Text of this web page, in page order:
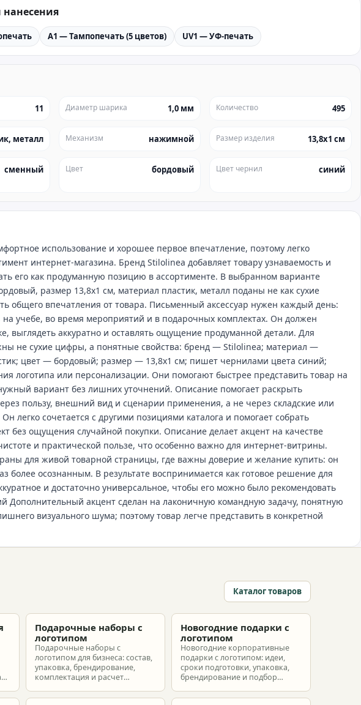
A1 — Тампопечать (5 цветов) UV1 — УФ-печать
11 Диаметр шарика 1,0 мм Количество 495
металл Механизм нажимной Размер изделия 13,8х1 см
сменный Цвет бордовый Цвет чернил синий
использование и хорошее первое впечатление, поэтому легко
интернет‑магазина. Бренд Stilolinea добавляет товару узнаваемость и
его как продуманную позицию в ассортименте. В выбранном варианте
размер 13,8х1 см, материал пластик, металл поданы не как сухие
общего впечатления от товара. Письменный аксессуар нужен каждый день:
на учебе, во время мероприятий и в подарочных комплектах. Он должен
выглядеть аккуратно и оставлять ощущение продуманной детали. Для
не сухие цифры, а понятные свойства: бренд — Stilolinea; материал —
цвет — бордовый; размер — 13,8х1 см; пишет чернилами цвета синий;
логотипа или персонализации. Они помогают быстрее представить товар на
вариант без лишних уточнений. Описание помогает раскрыть
пользу, внешний вид и сценарии применения, а не через складские или
легко сочетается с другими позициями каталога и помогает собрать
без ощущения случайной покупки. Описание делает акцент на качестве
и практической пользе, что особенно важно для интернет‑витрины.
для живой товарной страницы, где важны доверие и желание купить: он
более осознанным. В результате воспринимается как готовое решение для
и достаточно универсальное, чтобы его можно было рекомендовать
Дополнительный акцент сделан на лаконичную командную задачу, понятную
визуального шума; поэтому товар легче представить в конкретной
Каталог товаров
Подарочные наборы с
логотипом
Подарочные наборы с
логотипом для бизнеса: состав,
упаковка, брендирование,
комплектация и расчет
разные бюджеты.
Новогодние подарки с
логотипом
Новогодние корпоративные
подарки с логотипом: идеи,
сроки подготовки, упаковка,
брендирование и подбор
партнеров и сотрудников.